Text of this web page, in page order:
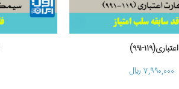
اعتباری(۱۱۹-۹۹۱)
۷,۹۹۰,۰۰۰ ریال